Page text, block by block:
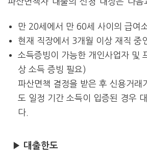
만 20세에서 만 60세 사이의 급여
현재 직장에서 3개월 이상 재직 중
소득증빙이 가능한 개인사업자 및
상 소득 증빙 필요)
파산면책 결정을 받은 후 신용거래
도 일정 기간 소득이 입증된 경우
다.
▶ 대출한도